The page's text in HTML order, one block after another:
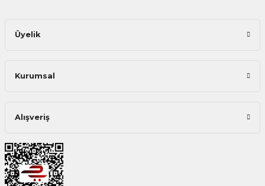
Üyelik
Kurumsal
Alışveriş